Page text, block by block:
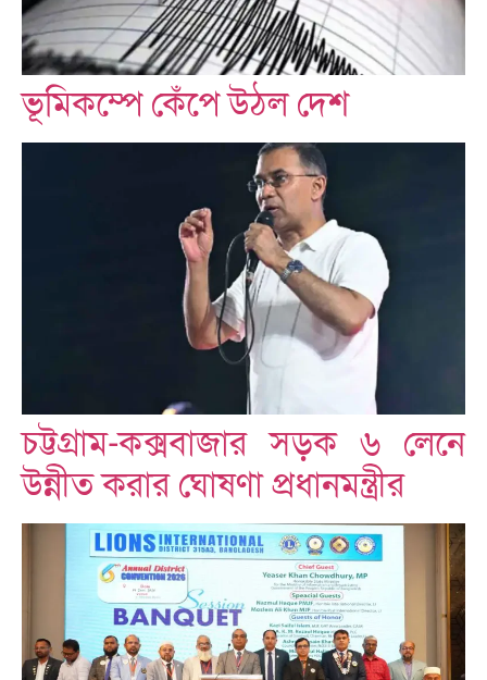
ভূমিকম্পে কেঁপে উঠল দেশ
চট্টগ্রাম-কক্সবাজার সড়ক ৬ লেনে
উন্নীত করার ঘোষণা প্রধানমন্ত্রীর